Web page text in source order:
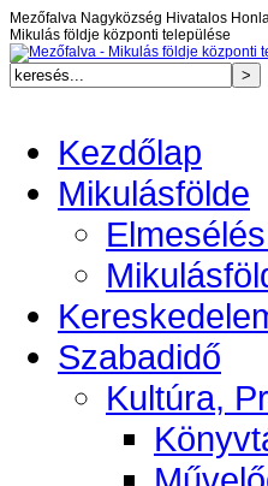
Mezőfalva Nagyközség Hivatalos
Mikulás földje központi települése
Kezdőlap
Mikulásfölde
Szabadidő
Kultúra,